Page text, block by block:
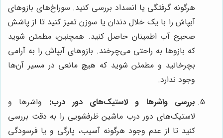
هرگونه گرفتگی یا انسداد بررسی کنید. سوراخ‌های بازوهای
آبپاش را با یک خلال دندان یا سوزن تمیز کنید تا از پاشش
صحیح آب اطمینان حاصل کنید. همچنین، مطمئن شوید
که بازوها به راحتی می‌چرخند. بازوهای آبپاش را به آرامی
بچرخانید و مطمئن شوید که هیچ مانعی در مسیر آن‌ها
وجود ندارد.
بررسی واشرها و لاستیک‌های دور درب: واشرها و
لاستیک‌های دور درب ماشین ظرفشویی را به دقت بررسی
کنید تا از عدم وجود هرگونه آسیب، پارگی و یا فرسودگی